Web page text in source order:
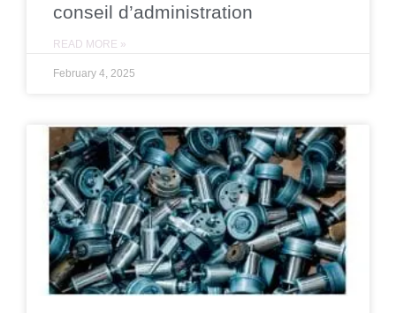
conseil d’administration
READ MORE »
February 4, 2025